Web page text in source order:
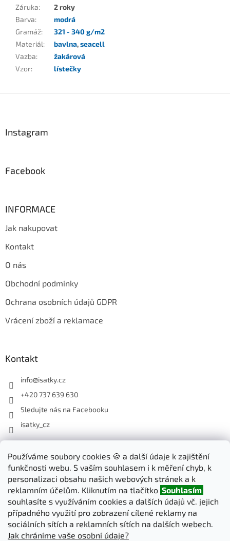
Používáme soubory cookies 🍪 a další údaje k zajištění
funkčnosti webu. S vaším souhlasem i k měření chyb, k
personalizaci obsahu našich webových stránek a k
reklamním účelům. Kliknutím na tlačítko Souhlasím
souhlasíte s využíváním cookies a dalších údajů vč. jejich
případného využití pro zobrazení cílené reklamy na
sociálních sítích a reklamních sítích na dalších webech.
Jak chráníme vaše osobní údaje?
Záruka:
2 roky
Barva:
modrá
Gramáž:
321 - 340 g/m2
Materiál: bavlna,seacell
Vazba:
žakárová
Vzor: lístečky
Instagram
Facebook
INFORMACE
Jak nakupovat
Kontakt
O nás
Obchodní podmínky
Ochrana osobních údajů GDPR
Vrácení zboží a reklamace
Kontakt
info@isatky.cz
+420 737 639 630
Sledujte nás na Facebooku
isatky_cz
Odebírat newsletter
Vložte svůj e-mail a my vám budeme zasílat informace o nových
produktech na našem e-shopu.
E-mail
PŘIHLÁSIT SE